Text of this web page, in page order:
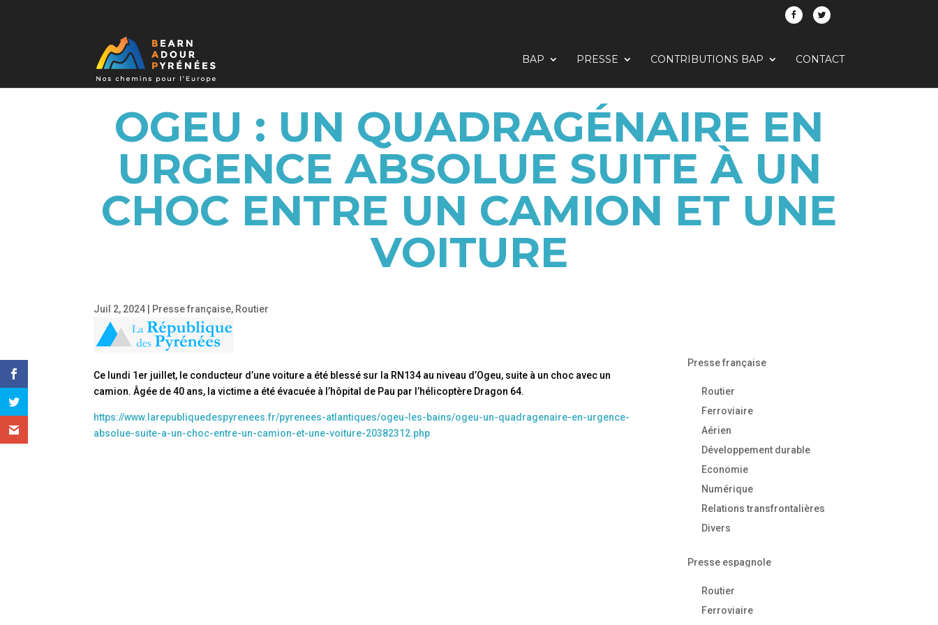
BAP PRESSE CONTRIBUTIONS BAP CONTACT
OGEU : UN QUADRAGÉNAIRE EN
URGENCE ABSOLUE SUITE À UN
CHOC ENTRE UN CAMION ET UNE
VOITURE
Juil 2, 2024 Presse française, Routier
Ce lundi 1er juillet, le conducteur d’une voiture a été blessé sur la RN134 au niveau d’Ogeu, suite à un choc avec un
camion. Âgée de 40 ans, la victime a été évacuée à l’hôpital de Pau par l’hélicoptère Dragon 64.
https://www.larepubliquedespyrenees.fr/pyrenees-atlantiques/ogeu-les-bains/ogeu-un-quadragenaire-en-urgence-
absolue-suite-a-un-choc-entre-un-camion-et-une-voiture-20382312.php
Presse française
Routier
Ferroviaire
Aérien
Développement durable
Economie
Numérique
Relations transfrontalières
Divers
Presse espagnole
Routier
Ferroviaire